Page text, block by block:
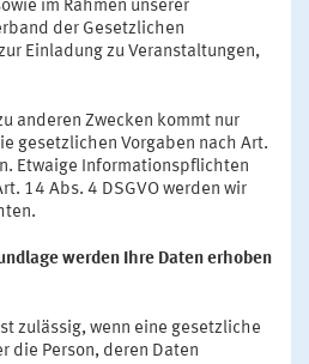
im Rahmen unserer
der Gesetzlichen
Einladung zu Veranstaltungen,
anderen Zwecken kommt nur
gesetzlichen Vorgaben nach Art.
Etwaige Informationspflichten
14 Abs. 4 DSGVO werden wir
werden Ihre Daten erhoben
zulässig, wenn eine gesetzliche
die Person, deren Daten